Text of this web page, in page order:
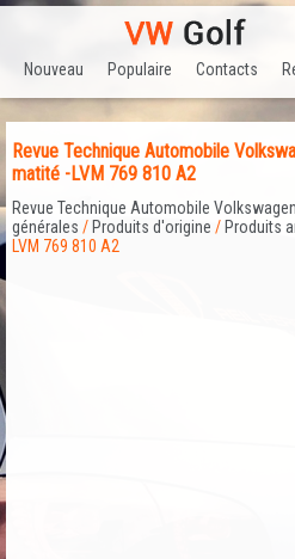
Nouveau Populaire Contacts
Revue Technique Automobile
matité -LVM 769 810 A2
Revue Technique Automobile
générales / Produits d'origine / Produits
LVM 769 810 A2